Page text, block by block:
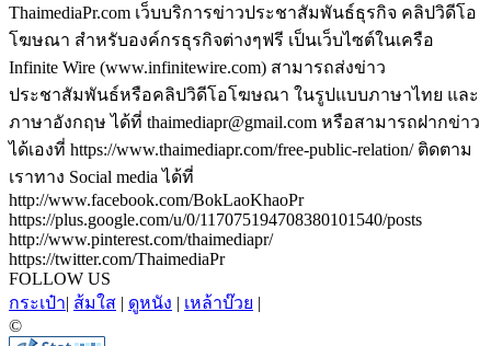
ThaimediaPr.com เว็บบริการข่าวประชาสัมพันธ์ธุรกิจ คลิปวิดีโอ
โฆษณา สำหรับองค์กรธุรกิจต่างๆฟรี เป็นเว็บไซต์ในเครือ
Infinite Wire (www.infinitewire.com) สามารถส่งข่าว
ประชาสัมพันธ์หรือคลิปวิดีโอโฆษณา ในรูปแบบภาษาไทย และ
ภาษาอังกฤษ ได้ที่ thaimediapr@gmail.com หรือสามารถฝากข่าว
ได้เองที่ https://www.thaimediapr.com/free-public-relation/ ติดตาม
เราทาง Social media ได้ที่
http://www.facebook.com/BokLaoKhaoPr
https://plus.google.com/u/0/117075194708380101540/posts
http://www.pinterest.com/thaimediapr/
https://twitter.com/ThaimediaPr
FOLLOW US
กระเป๋า| ส้มใส | ดูหนัง | เหล้าบ๊วย |
©